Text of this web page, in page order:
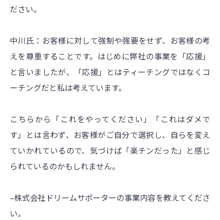
ださい。
中川氏：お客様に対して強制や強要をせず、お客様の考
えを尊重することです。はじめに弊社の事業を「応援」
と言いましたが、「応援」とはティーチングではなくコ
ーチングだと私は考えています。
こちらから「これをやってください」「これはダメで
す」とは言わず、お客様がご自分で選択し、自らを変え
ていかれているので、気づけば「楽チンだった」と感じ
られているのかもしれません。
–株式会社ドリームサポーターの事業内容を教えてくださ
い。